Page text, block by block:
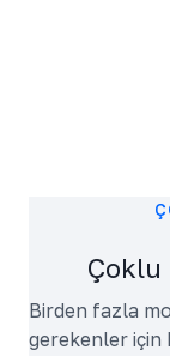
Çoklu
Birden fazla
gerekenler için